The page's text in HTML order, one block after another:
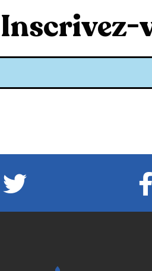
Inscrivez-